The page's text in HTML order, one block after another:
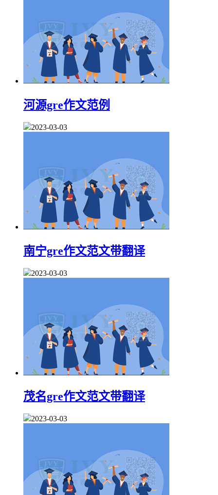
河源gre作文范例
2023-03-03
南宁gre作文范文带翻译
2023-03-03
茂名gre作文范文带翻译
2023-03-03